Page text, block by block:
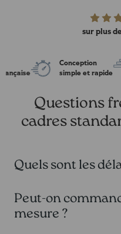
sur plus
Conception
simple et rapide
Questions
cadres
Quels sont les
jours ouvrés. Nous n'avons
selon la personnalisation
Peut-on
mesure ?